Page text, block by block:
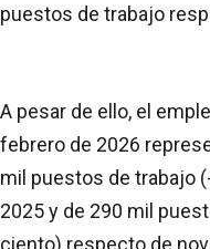
puestos de trabajo
A pesar de ello, el
febrero de 2026
mil puestos de trabajo
2025 y de 290 mil
ciento) respecto de